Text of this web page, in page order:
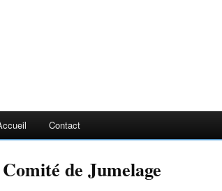
Contact
de Jumelage